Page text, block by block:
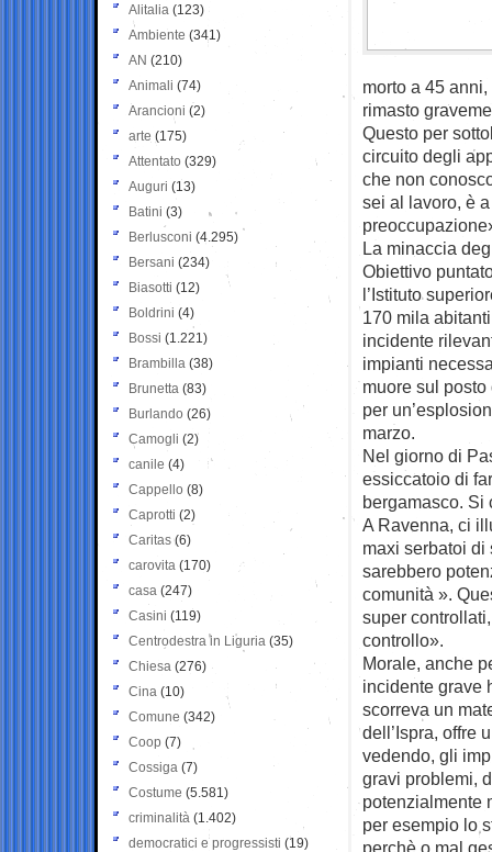
morto a 45
rimasto
Questo per
circuito degli
che non
sei al lavoro, è
La minaccia
Obiettivo
l’Istituto
170 mila
incidente
impianti
muore sul
per
marzo.
Nel giorno di
essiccatoio di
bergamasco. Si
A Ravenna, ci
maxi serbatoi di
sarebbero
comunità ».
super
controllo».
Morale, anche
incidente grave
scorreva un
dell’Ispra, offre
vedendo, gli
gravi problemi,
potenzialmente
per esempio lo
perchè o mal
Alitalia (123)
Ambiente (341)
AN (210)
Animali (74)
Arancioni (2)
arte (175)
Attentato (329)
Auguri (13)
Batini (3)
Berlusconi (4.295)
Bersani (234)
Biasotti (12)
Boldrini (4)
Bossi (1.221)
Brambilla (38)
Brunetta (83)
Burlando (26)
Camogli (2)
canile (4)
Cappello (8)
Caprotti (2)
Caritas (6)
carovita (170)
casa (247)
Casini (119)
Centrodestra in Liguria (35)
Chiesa (276)
Cina (10)
Comune (342)
Coop (7)
Cossiga (7)
Costume (5.581)
criminalità (1.402)
democratici e progressisti (19)